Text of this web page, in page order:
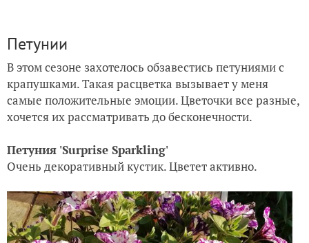
Петунии
В этом сезоне захотелось обзавестись петуниями с
крапушками. Такая расцветка вызывает у меня
самые положительные эмоции. Цветочки все разные,
хочется их рассматривать до бесконечности.
Петуния 'Surprise Sparkling'
Очень декоративный кустик. Цветет активно.